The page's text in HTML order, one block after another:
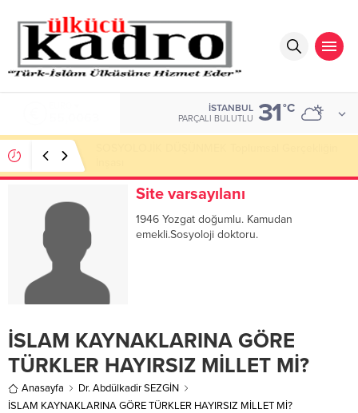
İSTANBUL
PARÇALI BULUTLU 31°C
Site varsayılanı
1946 Yozgat doğumlu. Kamudan
emekli.Sosyoloji doktoru.
İSLAM KAYNAKLARINA GÖRE
TÜRKLER HAYIRSIZ MİLLET Mİ?
Anasayfa
Dr. Abdülkadir SEZGİN
İSLAM KAYNAKLARINA GÖRE TÜRKLER HAYIRSIZ MİLLET Mİ?